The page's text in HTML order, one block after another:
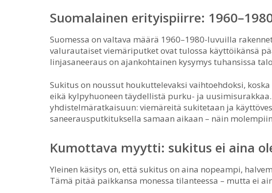
Suomalainen erityispiirre:
Suomessa on valtava määrä 1960–1980-luvuilla
valurautaiset viemäriputket ovat tulossa käyttöikänsä
linjasaneeraus on ajankohtainen kysymys tuhansissa
Sukitus on noussut houkuttelevaksi vaihtoehdoksi,
eikä kylpyhuoneen täydellistä purku- ja
yhdistelmäratkaisuun: viemäreitä sukitetaan ja
saneerausputkituksella samaan aikaan – näin
Kumottava myytti: sukitus ei aina
Yleinen käsitys on, että sukitus on aina nopeampi,
Tämä pitää paikkansa monessa tilanteessa – mutta ei